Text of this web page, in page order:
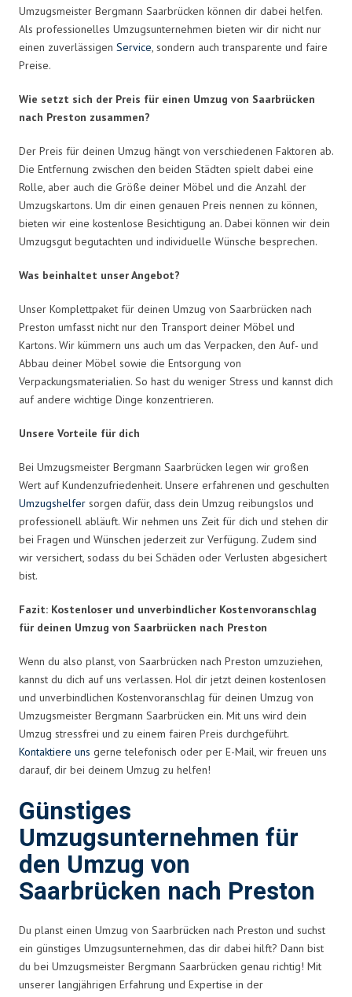
Umzugsmeister Bergmann Saarbrücken können dir dabei helfen.
Als professionelles Umzugsunternehmen bieten wir dir nicht nur
einen zuverlässigen Service, sondern auch transparente und faire
Preise.
Wie setzt sich der Preis für einen Umzug von Saarbrücken
nach Preston zusammen?
Der Preis für deinen Umzug hängt von verschiedenen Faktoren ab.
Die Entfernung zwischen den beiden Städten spielt dabei eine
Rolle, aber auch die Größe deiner Möbel und die Anzahl der
Umzugskartons. Um dir einen genauen Preis nennen zu können,
bieten wir eine kostenlose Besichtigung an. Dabei können wir dein
Umzugsgut begutachten und individuelle Wünsche besprechen.
Was beinhaltet unser Angebot?
Unser Komplettpaket für deinen Umzug von Saarbrücken nach
Preston umfasst nicht nur den Transport deiner Möbel und
Kartons. Wir kümmern uns auch um das Verpacken, den Auf- und
Abbau deiner Möbel sowie die Entsorgung von
Verpackungsmaterialien. So hast du weniger Stress und kannst dich
auf andere wichtige Dinge konzentrieren.
Unsere Vorteile für dich
Bei Umzugsmeister Bergmann Saarbrücken legen wir großen
Wert auf Kundenzufriedenheit. Unsere erfahrenen und geschulten
Umzugshelfer sorgen dafür, dass dein Umzug reibungslos und
professionell abläuft. Wir nehmen uns Zeit für dich und stehen dir
bei Fragen und Wünschen jederzeit zur Verfügung. Zudem sind
wir versichert, sodass du bei Schäden oder Verlusten abgesichert
bist.
Fazit: Kostenloser und unverbindlicher Kostenvoranschlag
für deinen Umzug von Saarbrücken nach Preston
Wenn du also planst, von Saarbrücken nach Preston umzuziehen,
kannst du dich auf uns verlassen. Hol dir jetzt deinen kostenlosen
und unverbindlichen Kostenvoranschlag für deinen Umzug von
Umzugsmeister Bergmann Saarbrücken ein. Mit uns wird dein
Umzug stressfrei und zu einem fairen Preis durchgeführt.
Kontaktiere uns gerne telefonisch oder per E-Mail, wir freuen uns
darauf, dir bei deinem Umzug zu helfen!
Günstiges
Umzugsunternehmen für
den Umzug von
Saarbrücken nach Preston
Du planst einen Umzug von Saarbrücken nach Preston und suchst
ein günstiges Umzugsunternehmen, das dir dabei hilft? Dann bist
du bei Umzugsmeister Bergmann Saarbrücken genau richtig! Mit
unserer langjährigen Erfahrung und Expertise in der